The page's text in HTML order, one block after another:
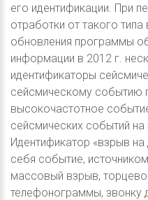
его идентификации. При
отработки от такого
обновления программы
информации в 2012 г.
идентификаторы
сейсмическому событию
высокочастотное
сейсмических событий
Идентификатор «взрыв
себя событие,
массовый взрыв,
телефонограммы, звонку